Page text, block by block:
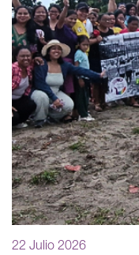
22 Julio 2026